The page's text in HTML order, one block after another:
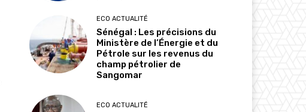
ECO ACTUALITÉ
Sénégal : Les précisions du
Ministère de l’Énergie et du
Pétrole sur les revenus du
champ pétrolier de
Sangomar
ECO ACTUALITÉ